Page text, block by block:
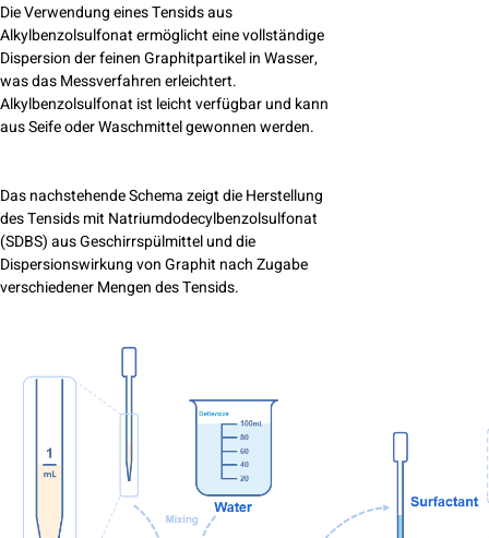
Die Verwendung eines Tensids aus
Alkylbenzolsulfonat ermöglicht eine vollständige
Dispersion der feinen Graphitpartikel in Wasser,
was das Messverfahren erleichtert.
Alkylbenzolsulfonat ist leicht verfügbar und kann
aus Seife oder Waschmittel gewonnen werden.
Das nachstehende Schema zeigt die Herstellung
des Tensids mit Natriumdodecylbenzolsulfonat
(SDBS) aus Geschirrspülmittel und die
Dispersionswirkung von Graphit nach Zugabe
verschiedener Mengen des Tensids.